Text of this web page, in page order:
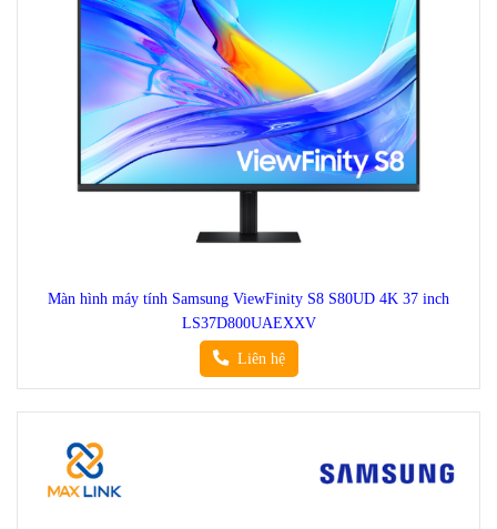
Màn hình máy tính Samsung ViewFinity S8 S80UD 4K 37 inch
LS37D800UAEXXV
Liên hệ